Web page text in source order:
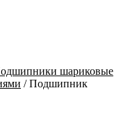
шариковые
/Подшипник